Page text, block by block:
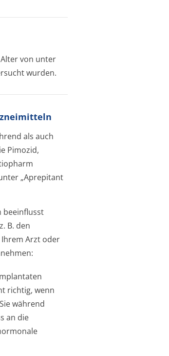
von unter
wurden.
als auch
Pimozid,
„Aprepitant
beeinflusst
B. den
Arzt oder
richtig, wenn
während
an die